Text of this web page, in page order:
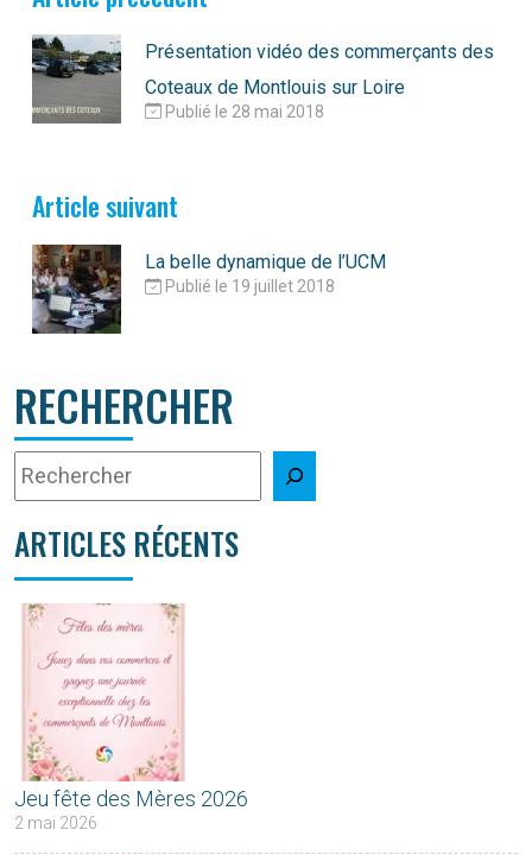
Présentation vidéo des commerçants des
Coteaux de Montlouis sur Loire
Publié le 28 mai 2018
Article suivant
La belle dynamique de l’UCM
Publié le 19 juillet 2018
RECHERCHER
ARTICLES RÉCENTS
Jeu fête des Mères 2026
2 mai 2026